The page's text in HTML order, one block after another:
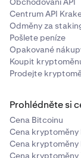
Odpověď:
ochraně proti
(0,1 % – 1 %)
tržních
nekryté
Otázka:Jak
ztrátu a
Odpověď:
na vašem
dispozici
Otázka:Je
Otázka: Mohu
30 tisíc $?
Odpověď: Ano!
(záporný
pod 30 000 $,
Centrum API
Odměny za
Pošlete peníze
Opakované
Koupit
Prodejte
Prohlédněte si
Cena Bitcoinu
Cena kryptoměny
Cena kryptoměny
Cena kryptoměny